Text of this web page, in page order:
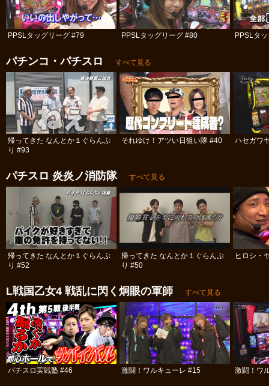
PPSLタッグリーグ #79 PPSLタッグリーグ #80 PPSLタ
パチンコ・パチスロ すべて見る
帰ってきた なんとか１ぐらんぷ
り #93
それゆけ！アツい日狙い隊 #40 ハセガワ
パチスロ 炎炎ノ消防隊 すべて見る
帰ってきた なんとか１ぐらんぷ
り #52
帰ってきた なんとか１ぐらんぷ
り #50
ヒロシ・
L戦国乙女4 戦乱に閃く炯眼の軍師 すべて見る
パチスロ実戦塾 #46 激闘！ワルキューレ #15 激闘！ワ